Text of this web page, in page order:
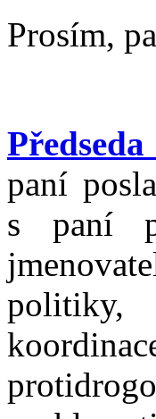
Prosím,
paní
s paní
politiky,